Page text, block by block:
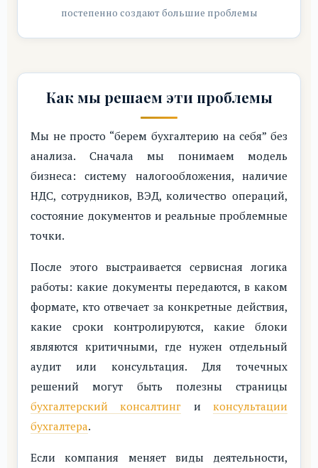
постепенно создают большие проблемы
Как мы решаем эти проблемы
Мы не просто “берем бухгалтерию на себя” без
анализа. Сначала мы понимаем модель
бизнеса: систему налогообложения, наличие
НДС, сотрудников, ВЭД, количество операций,
состояние документов и реальные проблемные
точки.
После этого выстраивается сервисная логика
работы: какие документы передаются, в каком
формате, кто отвечает за конкретные действия,
какие сроки контролируются, какие блоки
являются критичными, где нужен отдельный
аудит или консультация. Для точечных
решений могут быть полезны страницы
бухгалтерский консалтинг иконсультации
бухгалтера.
Если компания меняет виды деятельности,